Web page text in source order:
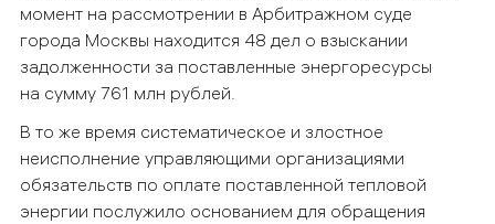
момент на рассмотрении в Арбитражном суде
города Москвы находится 48 дел о взыскании
задолженности за поставленные энергоресурсы
на сумму 761 млн рублей.
В то же время систематическое и злостное
неисполнение управляющими организациями
обязательств по оплате поставленной тепловой
энергии послужило основанием для обращения